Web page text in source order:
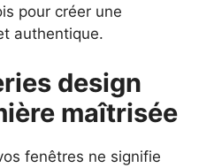
pour créer une
authentique.
design
maîtrisée
fenêtres ne signifie